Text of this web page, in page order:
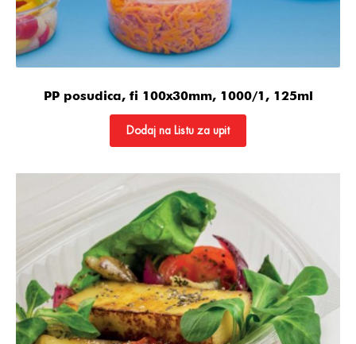
PP posudica, fi 100x30mm, 1000/1, 125ml
Dodaj na Listu za upit